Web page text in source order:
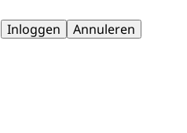
Inloggen Annuleren